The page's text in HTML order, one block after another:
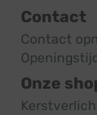
Contact
Contact
Onze